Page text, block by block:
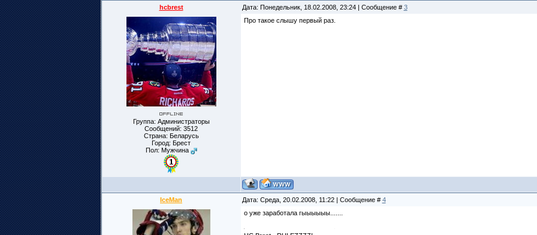
hcbrest Дата: Понедельник, 18.02.2008, 23:24 | Сообщение # 3
Группа: Администраторы
Сообщений: 3512
Страна: Беларусь
Город: Брест
Пол: Мужчина
Про такое слышу первый раз.
IceMan Дата: Среда, 20.02.2008, 11:22 | Сообщение # 4
о уже заработала гыыыыыы.......